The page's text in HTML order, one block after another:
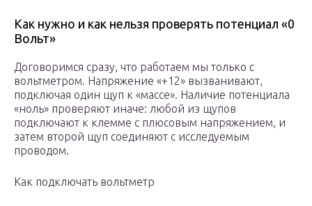
Как нужно и как нельзя проверять потенциал «0
Вольт»
Договоримся сразу, что работаем мы только с
вольтметром. Напряжение «+12» вызванивают,
подключая один щуп к «массе». Наличие потенциала
«ноль» проверяют иначе: любой из щупов
подключают к клемме с плюсовым напряжением, и
затем второй щуп соединяют с исследуемым
проводом.
Как подключать вольтметр